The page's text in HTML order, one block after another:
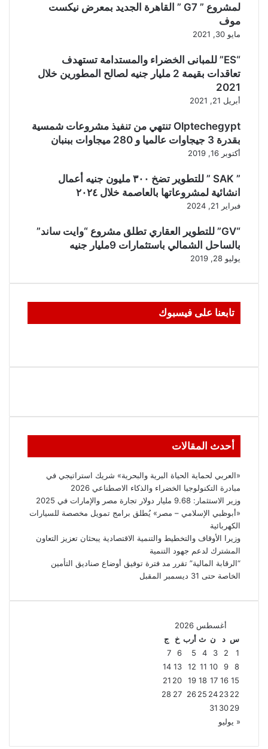
لمشروع ” G7 ” القاهرة الجديد بمعرض نيكست
موف
مايو 30, 2021
“ES” للمبانى الخضراء والمستدامة تستهدف
تعاقدات بقيمة 2 مليار جنيه لصالح المطورين خلال
2021
أبريل 21, 2021
Olptechegypt تنتهي من تنفيذ مشروعات شمسية
بقدرة 3 جيجاوات عالميا و 280 ميجاوات ببنبان
أكتوبر 16, 2019
” SAK ” للتطوير تضخ ٣٠٠ مليون جنيه أعمال
انشائية لمشروعاتها بالعاصمة خلال ٢٠٢٤
فبراير 21, 2024
“GV” للتطوير العقاري تطلق مشروع “وايت ساند”
بالساحل الشمالي باستثمارات 9مليار جنيه
يوليو 28, 2019
تابعنا على فيسبوك
أحدث المقالات
«العربي لحماية الحياة البرية والبحرية» شريك استراتيجي في
مبادرة التكنولوجيا الخضراء والذكاء الاصطناعي 2026
وزير الاستثمار: 9.68 مليار دولار تجارة مصر والإمارات في 2025
«أبوظبي الإسلامي – مصر» يُطلق برامج تمويل مخصصة للسيارات
الكهربائية
وزيرا الأوقاف والتخطيط والتنمية الاقتصادية يبحثان تعزيز التعاون
المشترك لدعم جهود التنمية
“الرقابة المالية” تقرر مد فترة توفيق أوضاع صناديق التأمين
الخاصة حتى 31 ديسمبر المقبل
أغسطس 2026
س د ن ث أرب خ
ج
1
2
3
4
5
6
7
8
9
10
11
12
13
14
15
16
17
18
19
20
21
22
23
24
25
26
27
28
29
30
31
« يوليو